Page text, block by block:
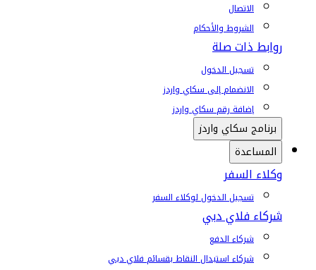
الاتصال
الشروط والأحكام
روابط ذات صلة
تسجيل الدخول
الانضمام إلى سكاي واردز
إضافة رقم سكاي واردز
برنامج سكاي واردز
المساعدة
وكلاء السفر
تسجيل الدخول لوكلاء السفر
شركاء فلاي دبي
شركاء الدفع
شركاء استبدال النقاط بقسائم فلاي دبي